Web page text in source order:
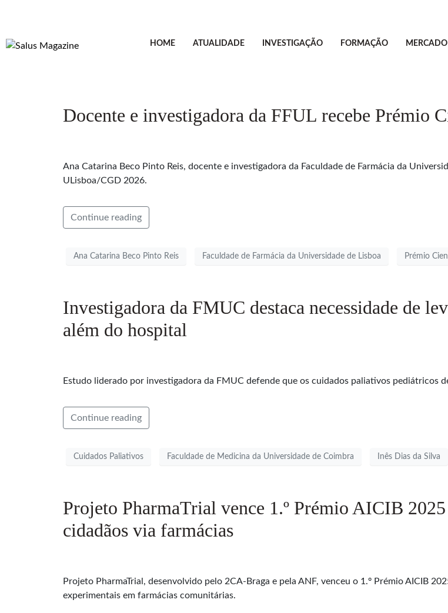
HOME ATUALIDADE INVESTIGAÇÃO FORMAÇÃO MERCADO
Docente e investigadora da FFUL recebe Prémio
Ana Catarina Beco Pinto Reis, docente e investigadora da Faculdade de Farmácia da
ULisboa/CGD 2026.
Continue reading
Ana Catarina Beco Pinto Reis Faculdade de Farmácia da Universidade de Lisboa Prémio
Investigadora da FMUC destaca necessidade de
além do hospital
Estudo liderado por investigadora da FMUC defende que os cuidados paliativos pediátricos
Continue reading
Cuidados Paliativos Faculdade de Medicina da Universidade de Coimbra Inês Dias da Silva
Projeto PharmaTrial vence 1.º Prémio AICIB
cidadãos via farmácias
Projeto PharmaTrial, desenvolvido pelo 2CA-Braga e pela ANF, venceu o 1.º Prémio AICIB
experimentais em farmácias comunitárias.